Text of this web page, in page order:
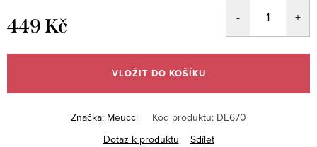
449 Kč
cena:
VLOŽIT DO KOŠÍKU
Značka: Meucci Kód produktu: DE670
Dotaz k produktu
Sdílet